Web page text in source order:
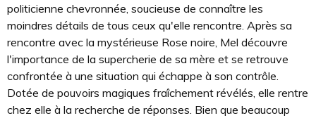
politicienne chevronnée, soucieuse de connaître les
moindres détails de tous ceux qu'elle rencontre. Après sa
rencontre avec la mystérieuse Rose noire, Mel découvre
l'importance de la supercherie de sa mère et se retrouve
confrontée à une situation qui échappe à son contrôle.
Dotée de pouvoirs magiques fraîchement révélés, elle rentre
chez elle à la recherche de réponses. Bien que beaucoup